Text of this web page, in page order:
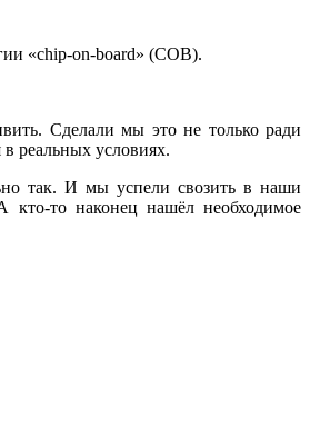
«chip-on-board» (COB).
Сделали мы это не только ради
реальных условиях.
так. И мы успели свозить в наши
то наконец нашёл необходимое